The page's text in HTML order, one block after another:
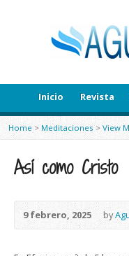
Inicio Revista
Home > Meditaciones> View
Así como Cristo
9 febrero, 2025 by